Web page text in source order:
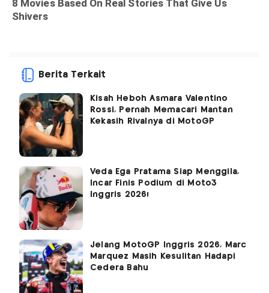
Berita Terkait
Kisah Heboh Asmara Valentino
Rossi, Pernah Memacari Mantan
Kekasih Rivalnya di MotoGP
Veda Ega Pratama Siap Menggila,
Incar Finis Podium di Moto3
Inggris 2026!
Jelang MotoGP Inggris 2026, Marc
Marquez Masih Kesulitan Hadapi
Cedera Bahu